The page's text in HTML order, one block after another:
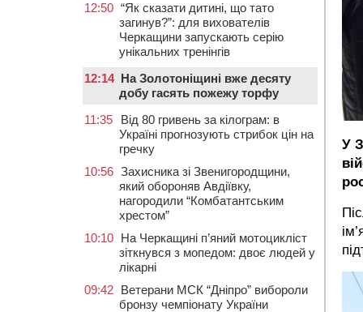
У
12:50 “Як сказати дитині, що тато
загинув?”: для вихователів
Черкащини запускають серію
унікальних тренінгів
12:14 На Золотоніщині вже десяту
добу гасять пожежу торфу
11:35
Від 80 гривень за кілограм: в
Україні прогнозують стрибок цін на
гречку
10:56 Захисника зі Звенигородщини,
який обороняв Авдіївку,
нагородили “Комбатантським
хрестом”
10:10 На Черкащині п’яний мотоцикліст
зіткнувся з мопедом: двоє людей у
лікарні
09:42 Ветерани МСК “Дніпро” вибороли
бронзу чемпіонату України